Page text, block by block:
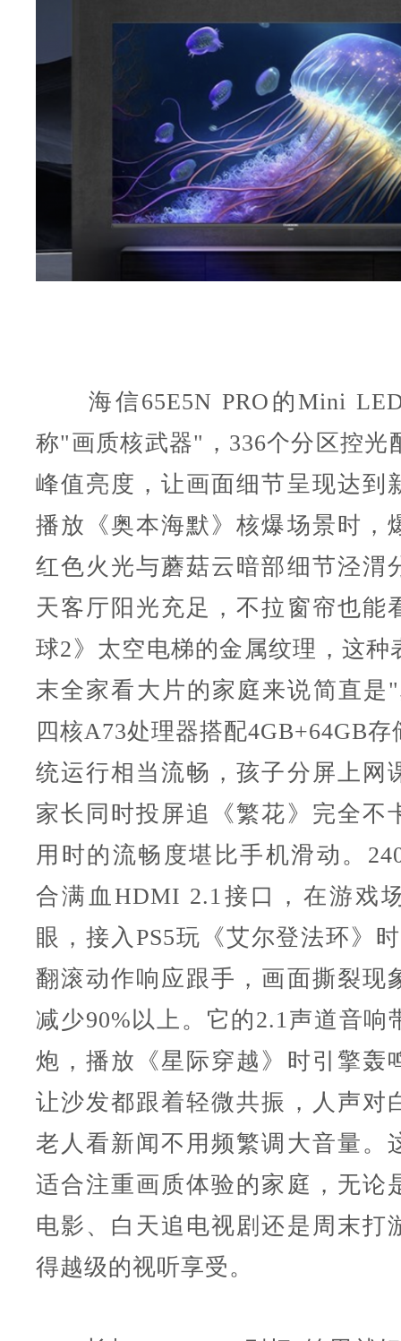
海信65E5N PRO的Mini
称"画质核武器"，336个分区控光
峰值亮度，让画面细节呈现达到
播放《奥本海默》核爆场景时，
红色火光与蘑菇云暗部细节泾渭
天客厅阳光充足，不拉窗帘也能
球2》太空电梯的金属纹理，这种
末全家看大片的家庭来说简直是
四核A73处理器搭配4GB+64GB
统运行相当流畅，孩子分屏上网
家长同时投屏追《繁花》完全不
用时的流畅度堪比手机滑动。
合满血HDMI 2.1接口，在游戏
眼，接入PS5玩《艾尔登法环》
翻滚动作响应跟手，画面撕裂现
减少90%以上。它的2.1声道音响
炮，播放《星际穿越》时引擎轰
让沙发都跟着轻微共振，人声对
老人看新闻不用频繁调大音量。
适合注重画质体验的家庭，无论
电影、白天追电视剧还是周末打
得越级的视听享受。